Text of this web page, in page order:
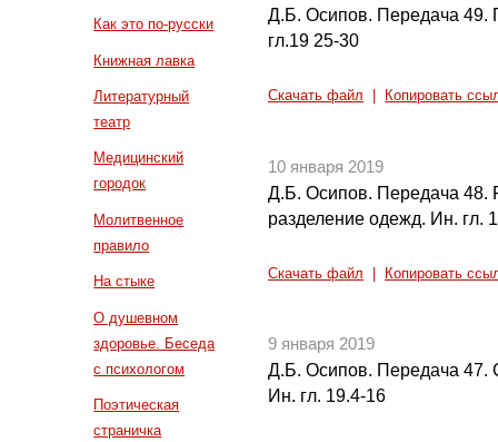
Как это по-русски
Книжная лавка
Литературный
театр
Медицинский
городок
Молитвенное
правило
На стыке
О душевном
здоровье. Беседа
с психологом
Поэтическая
страничка
Д.Б. Осипов. Передача 49.
гл.19 25-30
Скачать файл Копировать
10 января 2019
Д.Б. Осипов. Передача 48.
разделение одежд. Ин. гл.
Скачать файл Копировать
9 января 2019
Д.Б. Осипов. Передача 47.
Ин. гл. 19.4-16